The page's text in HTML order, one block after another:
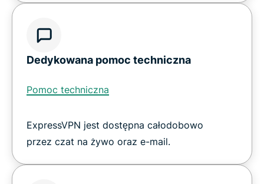
Dedykowana pomoc techniczna
Pomoc techniczna
ExpressVPN jest dostępna całodobowo
przez czat na żywo oraz e-mail.